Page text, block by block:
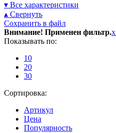
▾ Все характеристики
▴ Свернуть
Сохранить в файл
Внимание! Применен фильтр.x
Показывать по:
10
20
30
Сортировка:
Артикул
Цена
Популярность